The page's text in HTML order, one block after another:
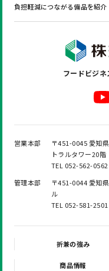
負担軽減につながる備品を紹介
フードビジネ
営業本部
〒451-0045 愛知
トラルタワー20階
TEL 052-562-
管理本部
〒451-0044 愛知
ル
TEL 052-581-
折兼の強み
商品情報